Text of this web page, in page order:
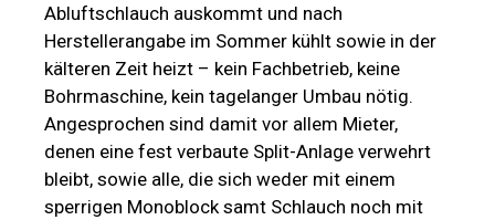
Abluftschlauch auskommt und nach
Herstellerangabe im Sommer kühlt sowie in der
kälteren Zeit heizt – kein Fachbetrieb, keine
Bohrmaschine, kein tagelanger Umbau nötig.
Angesprochen sind damit vor allem Mieter,
denen eine fest verbaute Split-Anlage verwehrt
bleibt, sowie alle, die sich weder mit einem
sperrigen Monoblock samt Schlauch noch mit